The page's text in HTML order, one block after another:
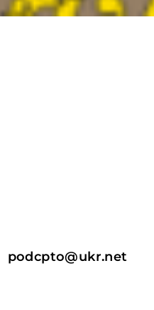
podcpto@ukr.net